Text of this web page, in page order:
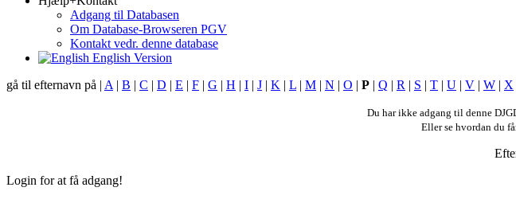
Adgang til Databasen
Om Database-Browseren PGV
Kontakt vedr. denne database
English Version
gå til efternavn på | A | B | C | D | E | F | G | H | I | J | K | L | M | N | O | P | Q | R | S | T | U | V | W | X
Du har ikke adgang til denne
Eller se hvordan du
Login for at få adgang!